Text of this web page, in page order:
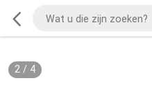
2/ 4